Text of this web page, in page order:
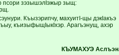
псори зэзышэлIэжыр зыщ:
Къызэрипчу, махуитI-щы дэкIакъэ
къизыфыщIыкIхэр. Арагъэнущ, ахэр
КЪУМАХУЭ